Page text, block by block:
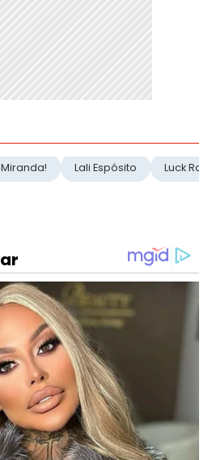
Miranda! Lali Espósito Luck Ra